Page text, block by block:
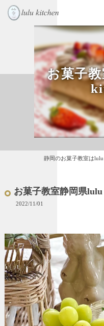
お菓子
静岡のお菓子教室はlulu
お菓子教室静岡県
2022/11/01